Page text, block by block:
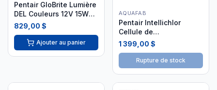
Pentair GloBrite Lumière
DEL Couleurs 12V 15W
100'
829,00 $
Ajouter au panier
AQUAFAB
Pentair Intellichlor
Cellule de
remplacement IC20
20000 gallons
1 399,00 $
Rupture de stock